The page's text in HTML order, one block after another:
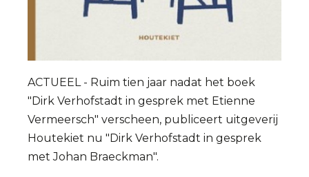
ACTUEEL - Ruim tien jaar nadat het boek
"Dirk Verhofstadt in gesprek met Etienne
Vermeersch" verscheen, publiceert uitgeverij
Houtekiet nu "Dirk Verhofstadt in gesprek
met Johan Braeckman".